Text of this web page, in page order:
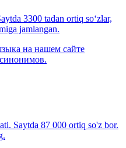
3300 tadan ortiq so‘zlar,
jamlangan.
на нашем сайте
Saytda 87 000 ortiq so'z bor.